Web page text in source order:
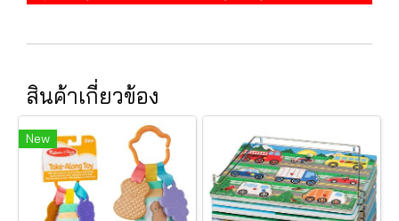
สินค้าเกี่ยวข้อง
New